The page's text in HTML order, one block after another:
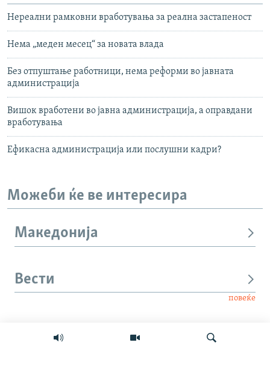
Нереални рамковни вработувања за реална застапеност
Нема „меден месец“ за новата влада
Без отпуштање работници, нема реформи во јавната
администрација
Вишок вработени во јавна администрација, а оправдани
вработувања
Ефикасна администрација или послушни кадри?
Можеби ќе ве интересира
Македонија
Вести
повеќе
Интервју